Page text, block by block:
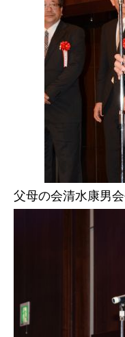
父母の会清水康男